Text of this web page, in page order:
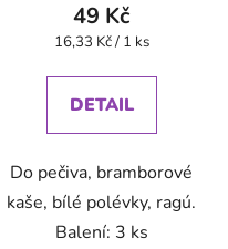
49 Kč
Měrná
16,33 Kč / 1 ks
DETAIL
Do pečiva, bramborové
kaše, bílé polévky, ragú.
Balení: 3 ks